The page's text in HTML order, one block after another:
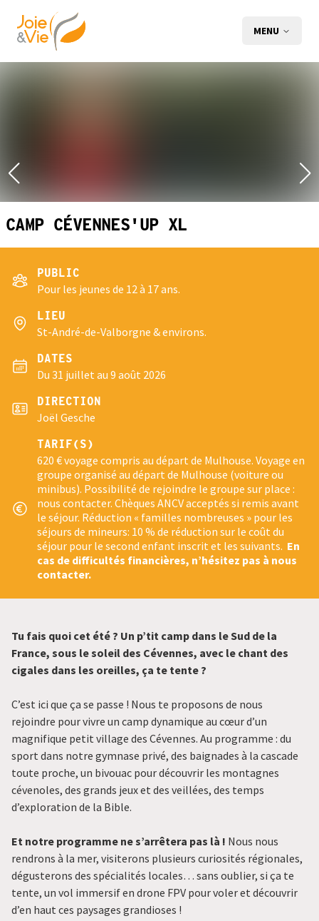
MENU
CAMP CÉVENNES'UP XL
PUBLIC
Pour les jeunes de 12 à 17 ans.
LIEU
St-André-de-Valborgne & environs.
DATES
Du 31 juillet au 9 août 2026
DIRECTION
Joël Gesche
TARIF(S)
620 € voyage compris au départ de Mulhouse. Voyage en
groupe organisé au départ de Mulhouse (voiture ou
minibus). Possibilité de rejoindre le groupe sur place :
nous contacter. Chèques ANCV acceptés si remis avant
le séjour. Réduction « familles nombreuses » pour les
séjours de mineurs: 10 % de réduction sur le coût du
séjour pour le second enfant inscrit et les suivants. En
cas de difficultés financières, n’hésitez pas à nous
contacter.
Tu fais quoi cet été ? Un p’tit camp dans le Sud de la
France, sous le soleil des Cévennes, avec le chant des
cigales dans les oreilles, ça te tente ?
C’est ici que ça se passe ! Nous te proposons de nous
rejoindre pour vivre un camp dynamique au cœur d’un
magnifique petit village des Cévennes. Au programme : du
sport dans notre gymnase privé, des baignades à la cascade
toute proche, un bivouac pour découvrir les montagnes
cévenoles, des grands jeux et des veillées, des temps
d’exploration de la Bible.
Et notre programme ne s’arrêtera pas là ! Nous nous
rendrons à la mer, visiterons plusieurs curiosités régionales,
dégusterons des spécialités locales… sans oublier, si ça te
tente, un vol immersif en drone FPV pour voler et découvrir
d’en haut ces paysages grandioses !